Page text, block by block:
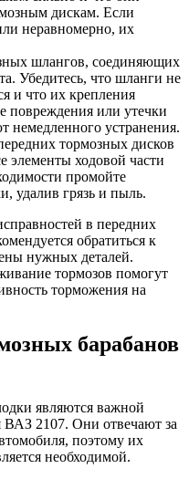
дискам. Если
неравномерно, их
шлангов, соединяющих
Убедитесь, что шланги не
и что их крепления
повреждения или утечки
немедленного устранения.
тормозных дисков
элементы ходовой части
промойте
удалив грязь и пыль.
в передних
обратиться к
нужных деталей.
тормозов помогут
торможения на
барабанов
являются важной
ВАЗ 2107. Они отвечают за
поэтому их
необходимой.